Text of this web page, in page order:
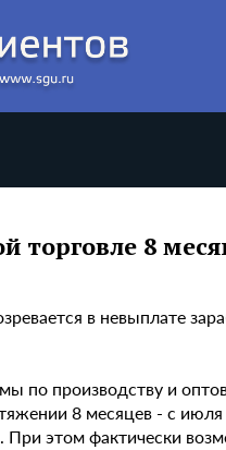
8
в невыплате
по производству и
8 месяцев - с
этом фактически